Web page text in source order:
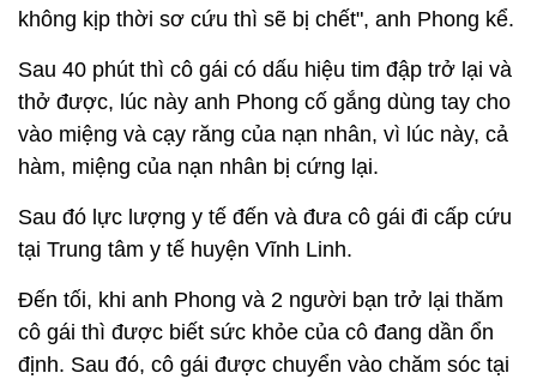
không kịp thời sơ cứu thì sẽ bị chết", anh Phong kể.
Sau 40 phút thì cô gái có dấu hiệu tim đập trở lại và
thở được, lúc này anh Phong cố gắng dùng tay cho
vào miệng và cạy răng của nạn nhân, vì lúc này, cả
hàm, miệng của nạn nhân bị cứng lại.
Sau đó lực lượng y tế đến và đưa cô gái đi cấp cứu
tại Trung tâm y tế huyện Vĩnh Linh.
Đến tối, khi anh Phong và 2 người bạn trở lại thăm
cô gái thì được biết sức khỏe của cô đang dần ổn
định. Sau đó, cô gái được chuyển vào chăm sóc tại